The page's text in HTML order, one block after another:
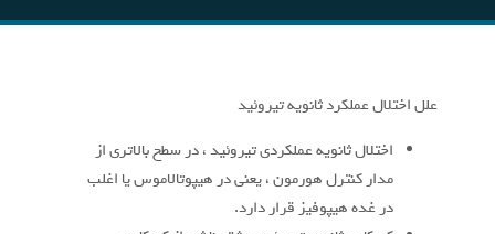
علل اختلال عملکرد ثانویه تیروئید
اختلال ثانویه عملکردی تیروئید ، در سطح بالاتری از
مدار کنترل هورمون ، یعنی در هیپوتالاموس یا اغلب
در غده هیپوفیز قرار دارد.